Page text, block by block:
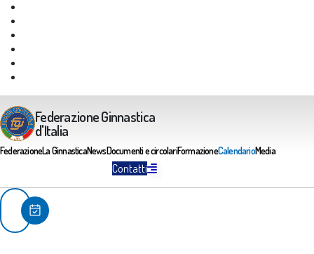
Federazione Ginnastica
d'Italia
FederazioneLa GinnasticaNewsDocumenti e circolariFormazioneCalendarioMedia
Contatti